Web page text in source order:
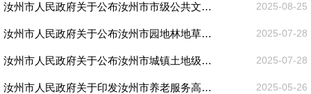
汝州市人民政府关于公布汝州市市级公共文化服务目录及有关事项的通知 2025-08-25
汝州市人民政府关于公布汝州市园地林地草地级别及基准地价成果的通知 2025-07-28
汝州市人民政府关于公布汝州市城镇土地级别及基准地价更新成果的通知 2025-07-28
汝州市人民政府关于印发汝州市养老服务高质量发展三年行动计划（2025-2027年）的通知 2025-05-26